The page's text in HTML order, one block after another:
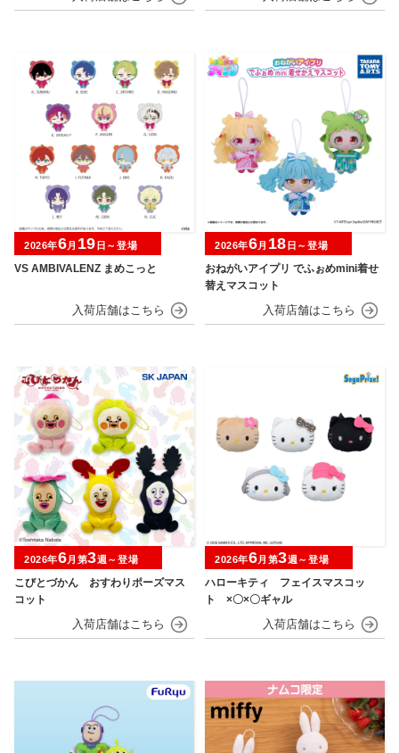
VS AMBIVALENZ まめこっと
2026年6月 19 日～登場
おねがいアイプリ でふぉめmini着せ
替えマスコット
2026年6月 18 日～登場
こびとづかん おすわりポーズマス
コット
2026年6月第3週～登場
ハローキティ フェイスマスコッ
ト ×〇×〇ギャル
2026年6月第3週～登場